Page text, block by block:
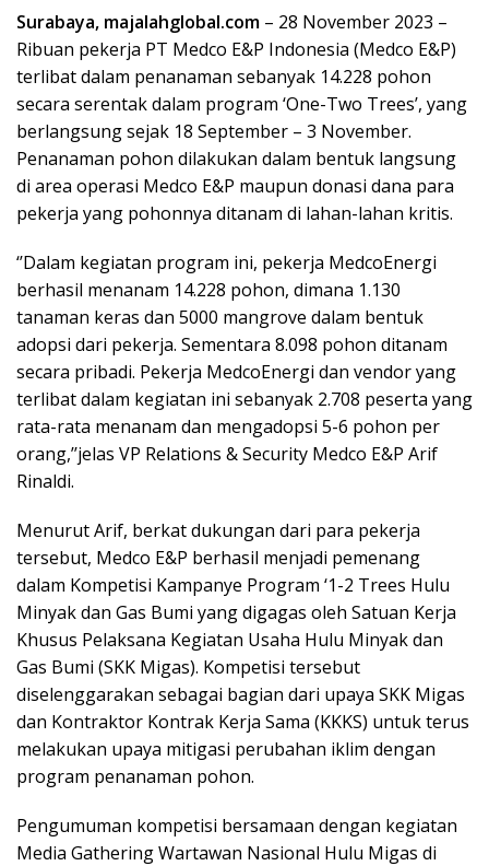
Surabaya, majalahglobal.com – 28 November 2023 –
Ribuan pekerja PT Medco E&P Indonesia (Medco E&P)
terlibat dalam penanaman sebanyak 14.228 pohon
secara serentak dalam program ‘One-Two Trees’, yang
berlangsung sejak 18 September – 3 November.
Penanaman pohon dilakukan dalam bentuk langsung
di area operasi Medco E&P maupun donasi dana para
pekerja yang pohonnya ditanam di lahan-lahan kritis.
‘’Dalam kegiatan program ini, pekerja MedcoEnergi
berhasil menanam 14.228 pohon, dimana 1.130
tanaman keras dan 5000 mangrove dalam bentuk
adopsi dari pekerja. Sementara 8.098 pohon ditanam
secara pribadi. Pekerja MedcoEnergi dan vendor yang
terlibat dalam kegiatan ini sebanyak 2.708 peserta yang
rata-rata menanam dan mengadopsi 5-6 pohon per
orang,’’jelas VP Relations & Security Medco E&P Arif
Rinaldi.
Menurut Arif, berkat dukungan dari para pekerja
tersebut, Medco E&P berhasil menjadi pemenang
dalam Kompetisi Kampanye Program ‘1-2 Trees Hulu
Minyak dan Gas Bumi yang digagas oleh Satuan Kerja
Khusus Pelaksana Kegiatan Usaha Hulu Minyak dan
Gas Bumi (SKK Migas). Kompetisi tersebut
diselenggarakan sebagai bagian dari upaya SKK Migas
dan Kontraktor Kontrak Kerja Sama (KKKS) untuk terus
melakukan upaya mitigasi perubahan iklim dengan
program penanaman pohon.
Pengumuman kompetisi bersamaan dengan kegiatan
Media Gathering Wartawan Nasional Hulu Migas di